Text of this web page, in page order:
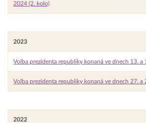
2024 (2. kolo)
2023
Volba prezidenta republiky konaná ve dnech 13.
Volba prezidenta republiky konaná ve dnech 27. a
2022